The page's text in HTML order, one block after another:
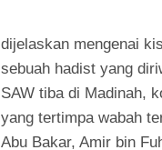
dijelaskan mengenai
sebuah hadist yang
SAW tiba di Madinah,
yang tertimpa wabah
Abu Bakar, Amir bin